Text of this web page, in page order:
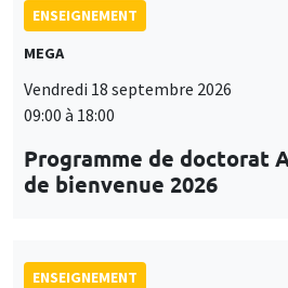
ENSEIGNEMENT
MEGA
Vendredi 18 septembre 2026
09:00 à 18:00
Programme de doctorat
de bienvenue 2026
ENSEIGNEMENT